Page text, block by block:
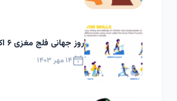
روز جهانی فلج مغزی ۶ اکتبر (۱۴ مهر)
۱۴ مهر ۱۴۰۳